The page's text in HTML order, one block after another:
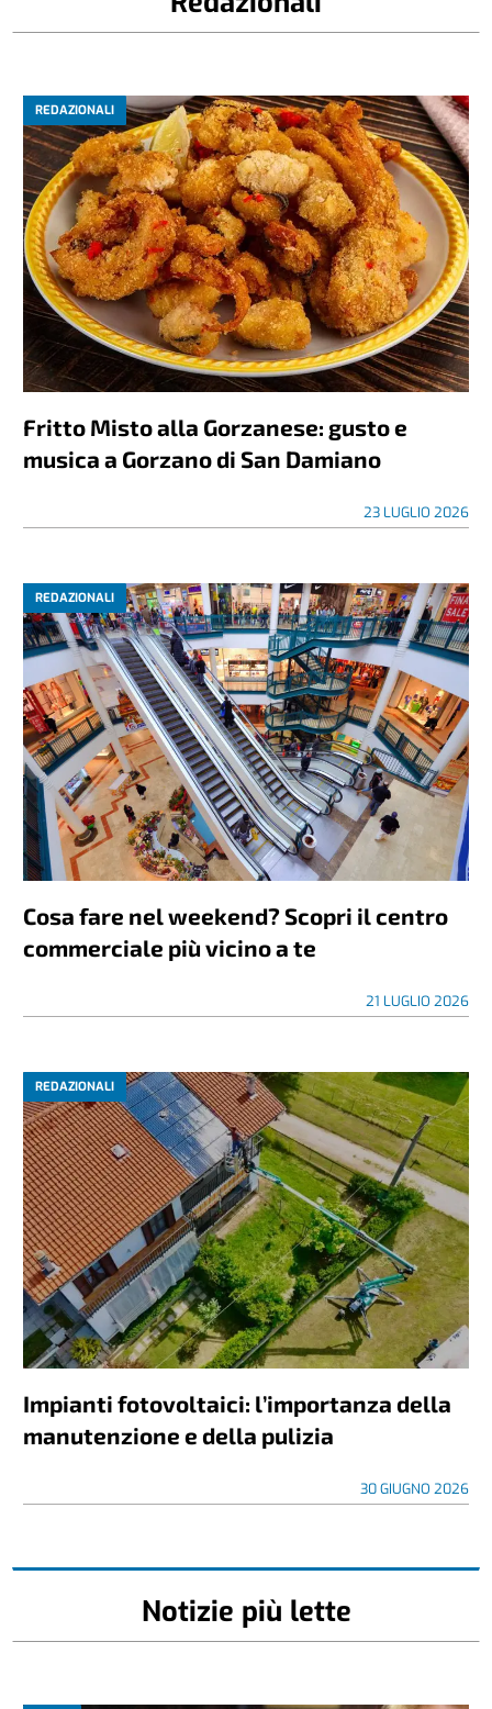
REDAZIONALI
Fritto Misto alla Gorzanese: gusto e
musica a Gorzano di San Damiano
23 LUGLIO 2026
REDAZIONALI
Cosa fare nel weekend? Scopri il centro
commerciale più vicino a te
21 LUGLIO 2026
REDAZIONALI
Impianti fotovoltaici: l’importanza della
manutenzione e della pulizia
30 GIUGNO 2026
Notizie più lette